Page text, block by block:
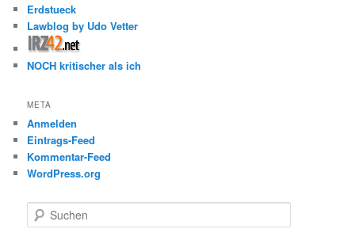
Erdstueck
Lawblog by Udo Vetter
NOCH kritischer als ich
META
Anmelden
Eintrags-Feed
Kommentar-Feed
WordPress.org
u